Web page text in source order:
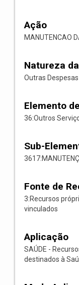
Ação
MANUTENCAO
Natureza
Outras
Elemento
36:Outros
Sub-
Fonte de
3:Recursos
vinculados
Aplicação
SAÚDE -
destinados à